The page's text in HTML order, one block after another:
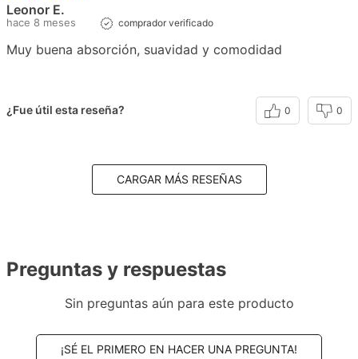
Leonor E.
hace 8 meses comprador verificado
Muy buena absorción, suavidad y comodidad
¿Fue útil esta reseña? 0 0
CARGAR MÁS RESEÑAS
Preguntas y respuestas
Sin preguntas aún para este producto
¡SÉ EL PRIMERO EN HACER UNA PREGUNTA!